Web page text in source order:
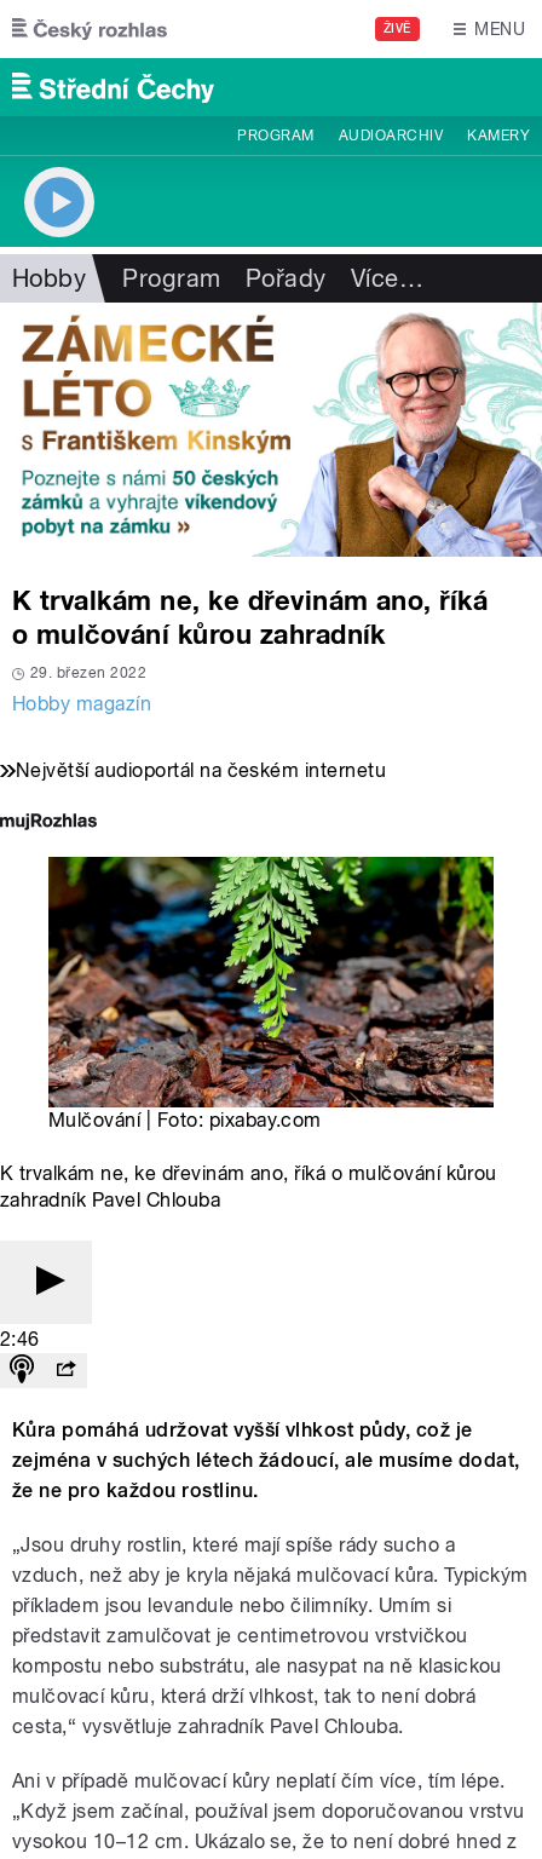
Přejít k hlavnímu obsahu
ŽIVĚ MENU
PROGRAM AUDIOARCHIV KAMERY
Hobby Program Pořady Více…
K trvalkám ne, ke dřevinám ano, říká
o mulčování kůrou zahradník
29. březen 2022
Hobby magazín
Největší audioportál na českém internetu
Mulčování | Foto: pixabay.com
K trvalkám ne, ke dřevinám ano, říká o mulčování kůrou
zahradník Pavel Chlouba
2:46
Kůra pomáhá udržovat vyšší vlhkost půdy, což je
zejména v suchých létech žádoucí, ale musíme dodat,
že ne pro každou rostlinu.
„Jsou druhy rostlin, které mají spíše rády sucho a
vzduch, než aby je kryla nějaká mulčovací kůra. Typickým
příkladem jsou levandule nebo čilimníky. Umím si
představit zamulčovat je centimetrovou vrstvičkou
kompostu nebo substrátu, ale nasypat na ně klasickou
mulčovací kůru, která drží vlhkost, tak to není dobrá
cesta,“ vysvětluje zahradník Pavel Chlouba.
Ani v případě mulčovací kůry neplatí čím více, tím lépe.
„Když jsem začínal, používal jsem doporučovanou vrstvu
vysokou 10–12 cm. Ukázalo se, že to není dobré hned z